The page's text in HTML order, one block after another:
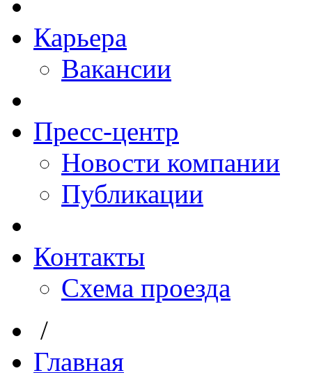
Карьера
Вакансии
Пресс-центр
Новости компании
Публикации
Контакты
Схема проезда
/
Главная